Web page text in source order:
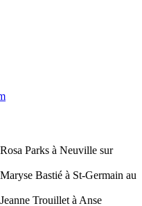
Parks à Neuville sur
Bastié à St-Germain au
Trouillet à Anse